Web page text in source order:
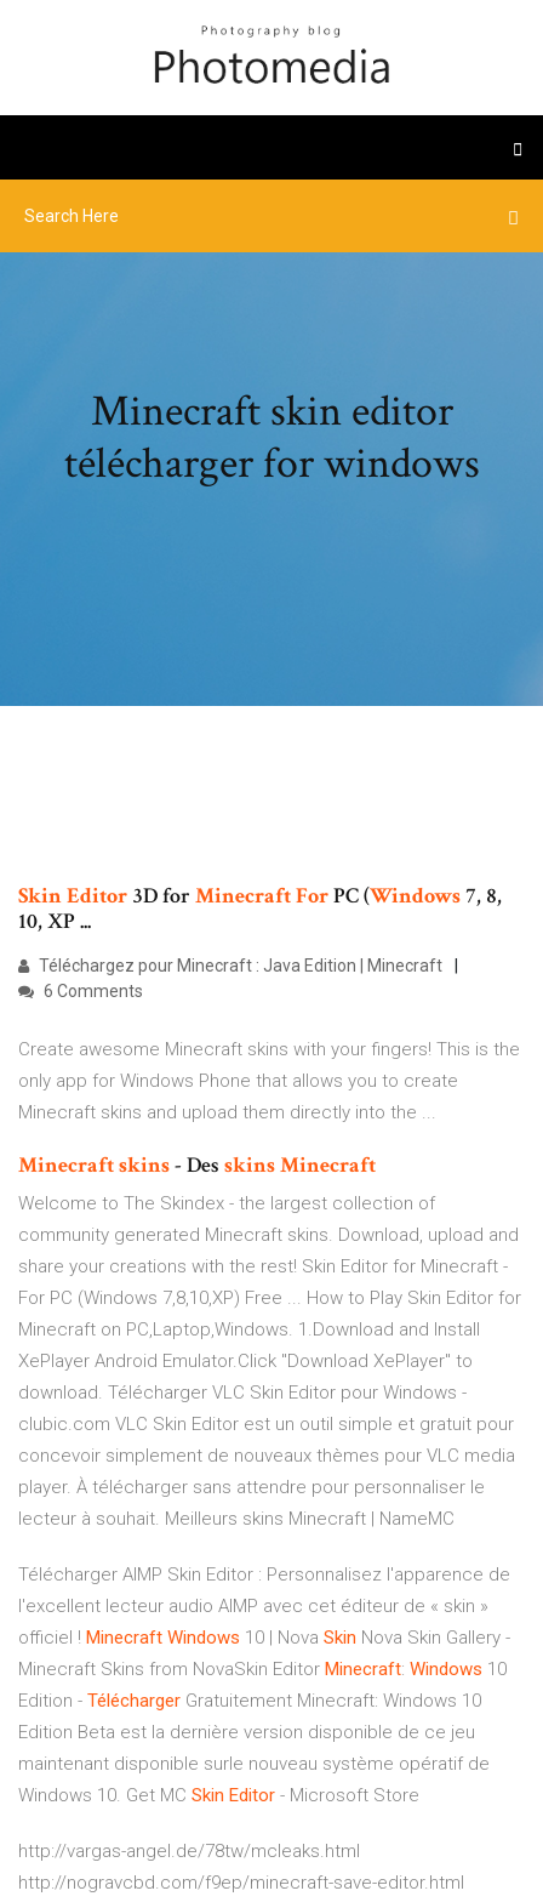
Minecraft skin editor
télécharger for windows
SkinEditor 3D for MinecraftForPC (Windows7, 8,
10, XP ...
Téléchargez pour Minecraft : Java Edition | Minecraft
6 Comments
Create awesome Minecraft skins with your fingers! This is the
only app for Windows Phone that allows you to create
Minecraft skins and upload them directly into the ...
Minecraftskins- Des skinsMinecraft
Welcome to The Skindex - the largest collection of
community generated Minecraft skins. Download, upload and
share your creations with the rest! Skin Editor for Minecraft -
For PC (Windows 7,8,10,XP) Free ... How to Play Skin Editor for
Minecraft on PC,Laptop,Windows. 1.Download and Install
XePlayer Android Emulator.Click "Download XePlayer" to
download. Télécharger VLC Skin Editor pour Windows -
clubic.com VLC Skin Editor est un outil simple et gratuit pour
concevoir simplement de nouveaux thèmes pour VLC media
player. À télécharger sans attendre pour personnaliser le
lecteur à souhait. Meilleurs skins Minecraft | NameMC
Télécharger AIMP Skin Editor : Personnalisez l'apparence de
l'excellent lecteur audio AIMP avec cet éditeur de « skin »
officiel ! Minecraft Windows 10 | Nova Skin Nova Skin Gallery -
Minecraft Skins from NovaSkin Editor Minecraft: Windows 10
Edition - Télécharger Gratuitement Minecraft: Windows 10
Edition Beta est la dernière version disponible de ce jeu
maintenant disponible surle nouveau système opératif de
Windows 10. Get MC Skin Editor - Microsoft Store
http://vargas-angel.de/78tw/mcleaks.html
http://nogravcbd.com/f9ep/minecraft-save-editor.html